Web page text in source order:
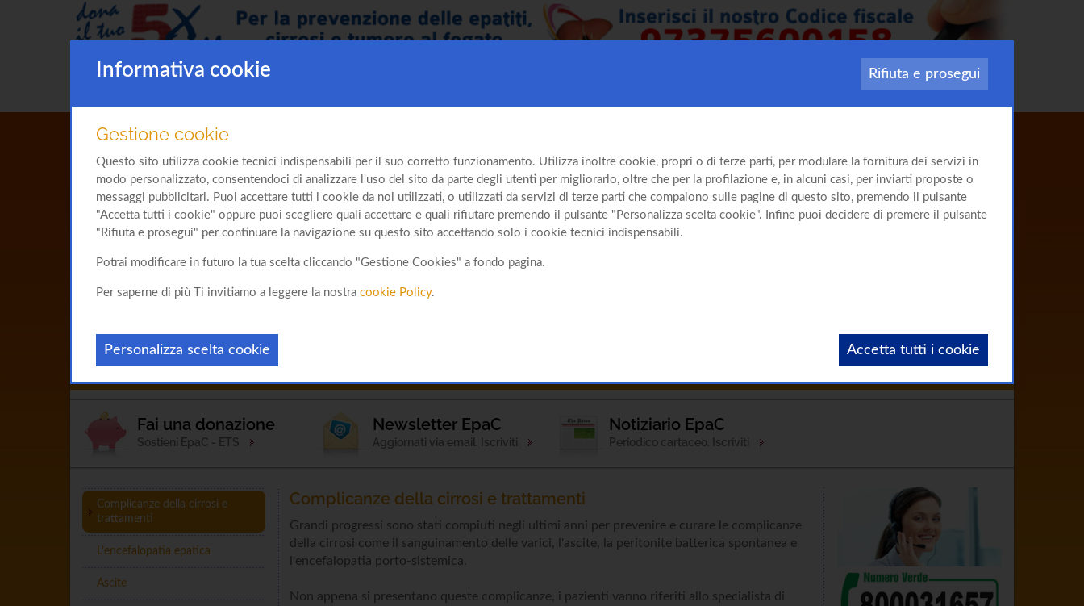
sullaCirrosi
Fai una donazione
Sostieni EpaC - ETS
Newsletter EpaC
Aggiornati via email. Iscriviti
Notiziario EpaC
Periodico cartaceo. Iscriviti
Complicanze della cirrosi e
trattamenti
L’encefalopatia epatica
Ascite
Complicanze della cirrosi e trattamenti
Grandi progressi sono stati compiuti negli ultimi anni per prevenire e curare le complicanze
della cirrosi come il sanguinamento delle varici, l'ascite, la peritonite batterica spontanea e
l'encefalopatia porto-sistemica.
Non appena si presentano queste complicanze, i pazienti vanno riferiti allo specialista di
Informativa cookie Rifiuta e prosegui
Gestione cookie
Questo sito utilizza cookie tecnici indispensabili per il suo corretto funzionamento. Utilizza inoltre cookie, propri o di terze parti, per modulare la fornitura dei servizi in
modo personalizzato, consentendoci di analizzare l'uso del sito da parte degli utenti per migliorarlo, oltre che per la profilazione e, in alcuni casi, per inviarti proposte o
messaggi pubblicitari. Puoi accettare tutti i cookie da noi utilizzati, o utilizzati da servizi di terze parti che compaiono sulle pagine di questo sito, premendo il pulsante
"Accetta tutti i cookie" oppure puoi scegliere quali accettare e quali rifiutare premendo il pulsante "Personalizza scelta cookie". Infine puoi decidere di premere il pulsante
"Rifiuta e prosegui" per continuare la navigazione su questo sito accettando solo i cookie tecnici indispensabili.
Potrai modificare in futuro la tua scelta cliccando "Gestione Cookies" a fondo pagina.
Per saperne di più Ti invitiamo a leggere la nostra cookie Policy.
Personalizza scelta cookie Accetta tutti i cookie